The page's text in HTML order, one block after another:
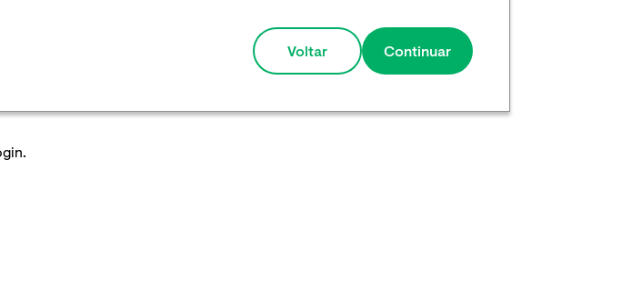
Voltar Continuar